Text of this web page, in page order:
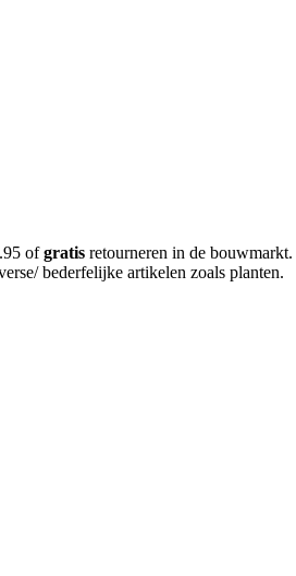
ofgratis retourneren in de
bederfelijke artikelen zoals planten.